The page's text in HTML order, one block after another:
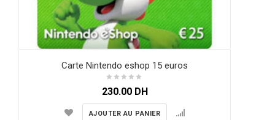
Carte Nintendo eshop 15 euros
230.00 DH
AJOUTER AU PANIER